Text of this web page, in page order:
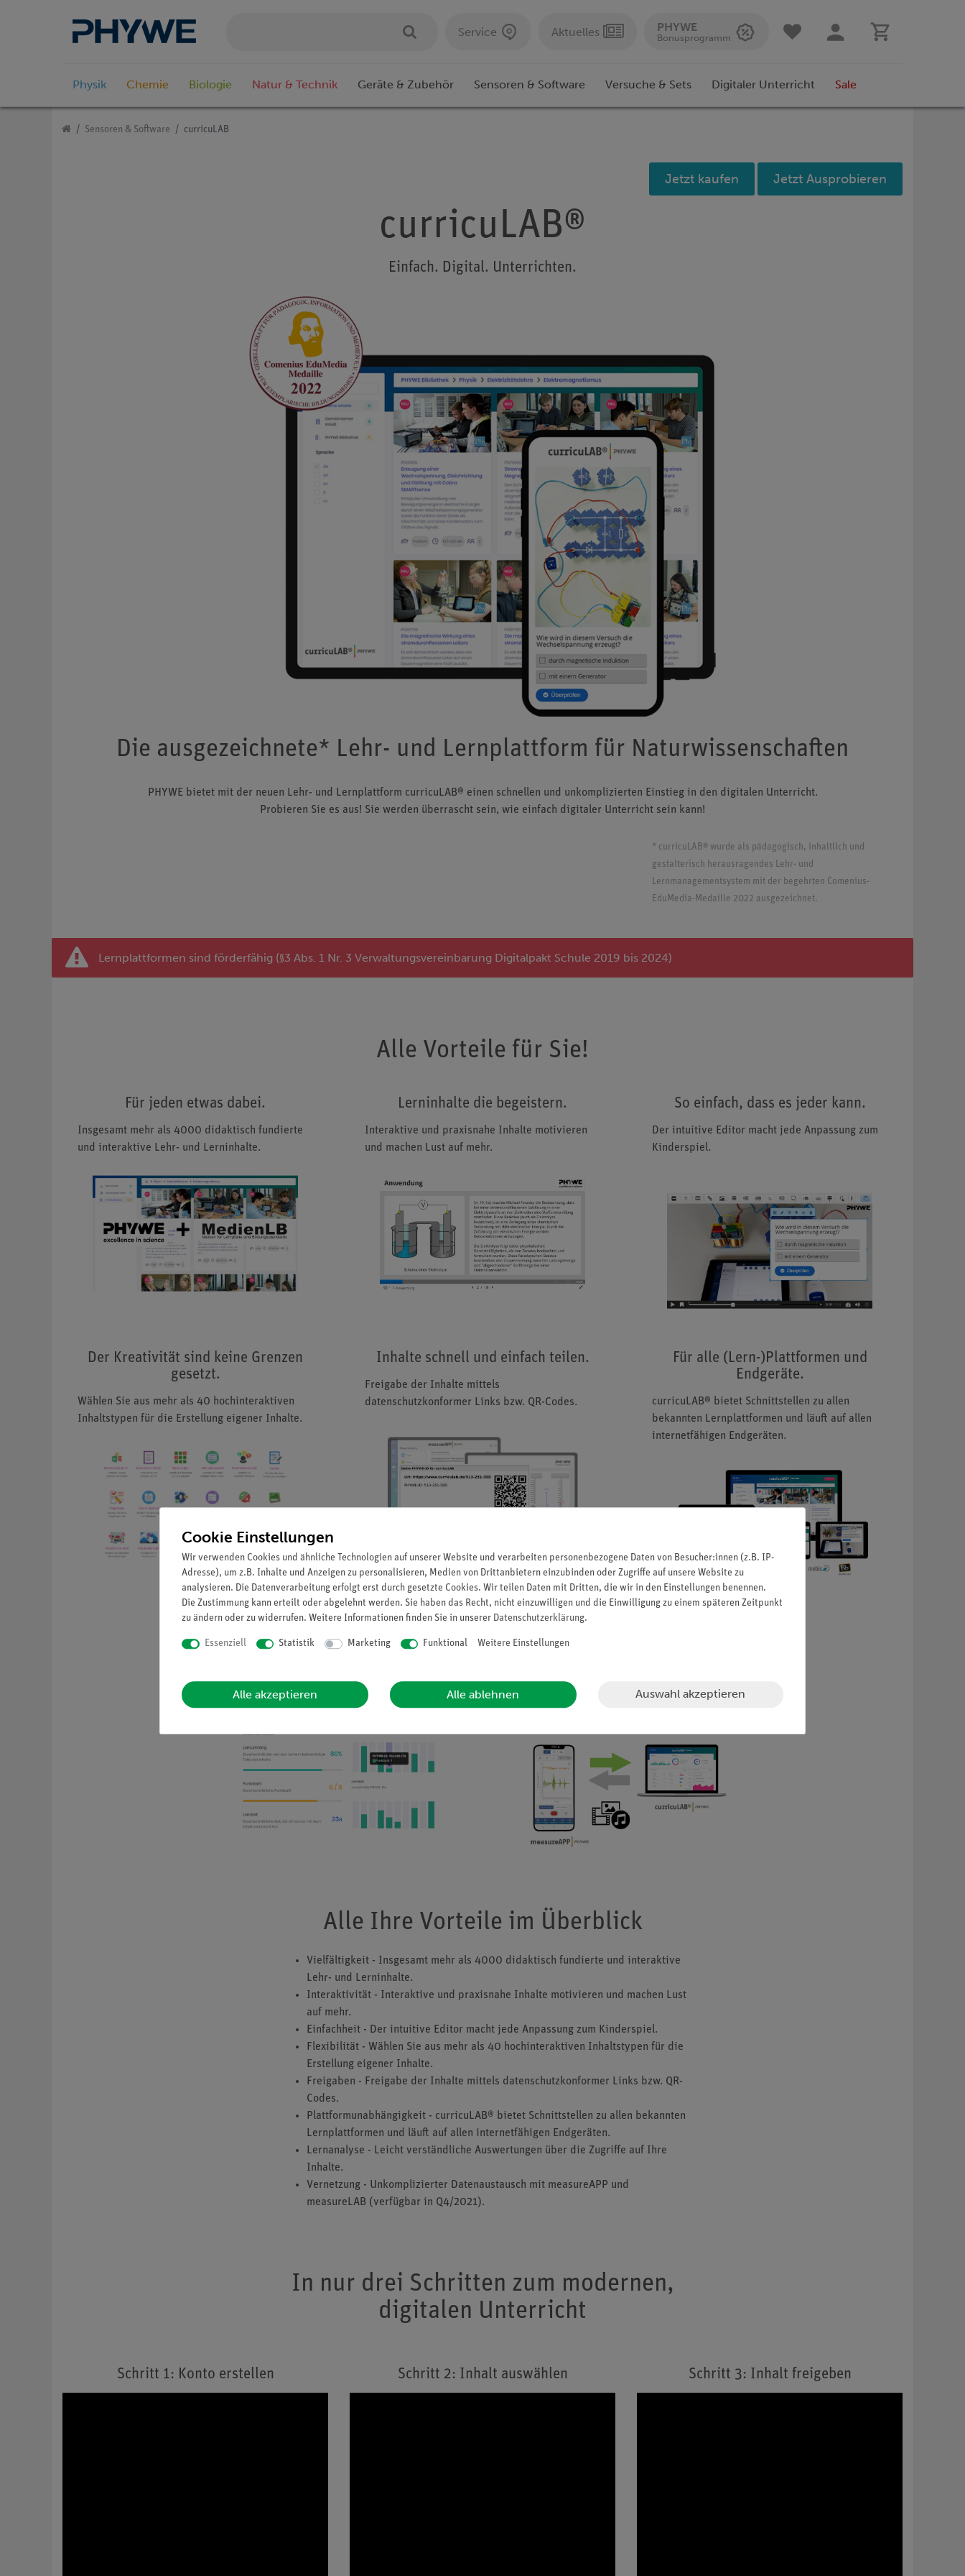
Service Aktuelles PHYWE
Bonusprogramm
Physik Chemie Biologie Natur & Technik Geräte & Zubehör Sensoren & Software Versuche & Sets Digitaler Unterricht Sale
Sensoren & Software curricuLAB
Jetzt kaufen Jetzt Ausprobieren
curricuLAB®
Einfach. Digital. Unterrichten.
Die ausgezeichnete* Lehr- und Lernplattform für Naturwissenschaften
PHYWE bietet mit der neuen Lehr- und Lernplattform curricuLAB® einen schnellen und unkomplizierten Einstieg in den digitalen Unterricht.
Probieren Sie es aus! Sie werden überrascht sein, wie einfach digitaler Unterricht sein kann!
* curricuLAB® wurde als pädagogisch, inhaltlich und
gestalterisch herausragendes Lehr- und
Lernmanagementsystem mit der begehrten Comenius-
EduMedia-Medaille 2022 ausgezeichnet.
Lernplattformen sind förderfähig (§3 Abs. 1 Nr. 3 Verwaltungsvereinbarung Digitalpakt Schule 2019 bis 2024)
Alle Vorteile für Sie!
Für jeden etwas dabei.
Insgesamt mehr als 4000 didaktisch fundierte
und interaktive Lehr- und Lerninhalte.
Lerninhalte die begeistern.
Interaktive und praxisnahe Inhalte motivieren
und machen Lust auf mehr.
So einfach, dass es jeder kann.
Der intuitive Editor macht jede Anpassung zum
Kinderspiel.
Der Kreativität sind keine Grenzen
gesetzt.
Wählen Sie aus mehr als 40 hochinteraktiven
Inhaltstypen für die Erstellung eigener Inhalte.
Inhalte schnell und einfach teilen.
Freigabe der Inhalte mittels
datenschutzkonformer Links bzw. QR-Codes.
Für alle (Lern-)Plattformen und
Endgeräte.
curricuLAB® bietet Schnittstellen zu allen
bekannten Lernplattformen und läuft auf allen
internetfähigen Endgeräten.
Lernfortschritte auf einem Blick.
Zugriffe auf Ihre Inhalte.
Datenaustausch leicht gemacht.
measureAPP und measureLAB (verfügbar in
Q4/2021).
Alle Ihre Vorteile im Überblick
Vielfältigkeit - Insgesamt mehr als 4000 didaktisch fundierte und interaktive
Lehr- und Lerninhalte.
Interaktivität - Interaktive und praxisnahe Inhalte motivieren und machen Lust
auf mehr.
Einfachheit - Der intuitive Editor macht jede Anpassung zum Kinderspiel.
Flexibilität - Wählen Sie aus mehr als 40 hochinteraktiven Inhaltstypen für die
Erstellung eigener Inhalte.
Freigaben - Freigabe der Inhalte mittels datenschutzkonformer Links bzw. QR-
Codes.
Plattformunabhängigkeit - curricuLAB® bietet Schnittstellen zu allen bekannten
Lernplattformen und läuft auf allen internetfähigen Endgeräten.
Lernanalyse - Leicht verständliche Auswertungen über die Zugriffe auf Ihre
Inhalte.
Vernetzung - Unkomplizierter Datenaustausch mit measureAPP und
measureLAB (verfügbar in Q4/2021).
In nur drei Schritten zum modernen,
digitalen Unterricht
Schritt 1: Konto erstellen Schritt 2: Inhalt auswählen Schritt 3: Inhalt freigeben
Cookie Einstellungen
Wir verwenden Cookies und ähnliche Technologien auf unserer Website und verarbeiten personenbezogene Daten von Besucher:innen (z.B. IP-
Adresse), um z.B. Inhalte und Anzeigen zu personalisieren, Medien von Drittanbietern einzubinden oder Zugriffe auf unsere Website zu
analysieren. Die Datenverarbeitung erfolgt erst durch gesetzte Cookies. Wir teilen Daten mit Dritten, die wir in den Einstellungen benennen.
Die Zustimmung kann erteilt oder abgelehnt werden. Sie haben das Recht, nicht einzuwilligen und die Einwilligung zu einem späteren Zeitpunkt
zu ändern oder zu widerrufen. Weitere Informationen finden Sie in unserer Daten­schutz­erklärung.
Essenziell Statistik Marketing Funktional Weitere Einstellungen
Alle akzeptieren Alle ablehnen Auswahl akzeptieren